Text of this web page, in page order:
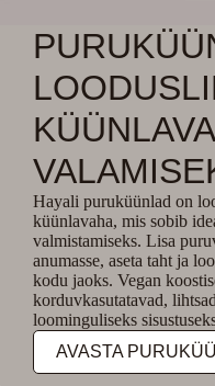
Hayali puruküünlad on
küünlavaha, mis sobib
valmistamiseks. Lisa
anumasse, aseta taht ja
kodu jaoks. Vegan
korduvkasutatavad,
loominguliseks
AVASTA